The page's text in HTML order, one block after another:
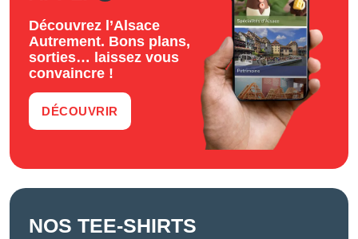
Découvrez l’Alsace
Autrement. Bons plans,
sorties… laissez vous
convaincre !
DÉCOUVRIR
NOS TEE-SHIRTS